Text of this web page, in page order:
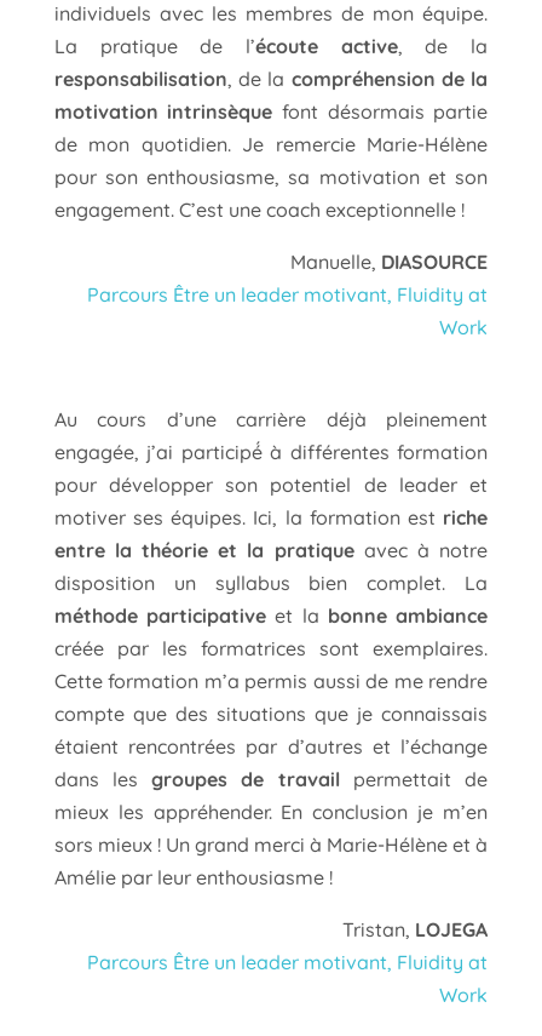
individuels avec les membres de mon équipe.
La pratique de l’écoute active, de la
responsabilisation, de la compréhension de la
motivation intrinsèque font désormais partie
de mon quotidien. Je remercie Marie-Hélène
pour son enthousiasme, sa motivation et son
engagement. C’est une coach exceptionnelle !
Manuelle, DIASOURCE
Parcours Être un leader motivant, Fluidity at
Work
Au cours d’une carrière déjà pleinement
engagée, j’ai participé́ à différentes formation
pour développer son potentiel de leader et
motiver ses équipes. Ici, la formation est riche
entre la théorie et la pratiqueavec à notre
disposition un syllabus bien complet. La
méthode participative et la bonne ambiance
créée par les formatrices sont exemplaires.
Cette formation m’a permis aussi de me rendre
compte que des situations que je connaissais
étaient rencontrées par d’autres et l’échange
dans lesgroupes de travail permettait de
mieux les appréhender. En conclusion je m’en
sors mieux ! Un grand merci à Marie-Hélène et à
Amélie par leur enthousiasme !
Tristan, LOJEGA
Parcours Être un leader motivant, Fluidity at
Work